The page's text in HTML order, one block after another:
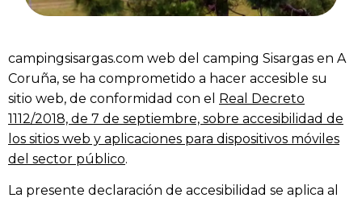
campingsisargas.com web del camping Sisargas en A
Coruña, se ha comprometido a hacer accesible su
sitio web, de conformidad con el Real Decreto
1112/2018, de 7 de septiembre, sobre accesibilidad de
los sitios web y aplicaciones para dispositivos móviles
del sector público.
La presente declaración de accesibilidad se aplica al